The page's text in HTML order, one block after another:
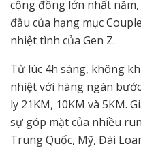
cộng đồng lớn nhất
đầu của hạng mục
nhiệt tình của Gen Z.
Từ lúc 4h sáng, không
nhiệt với hàng ngàn
ly 21KM, 10KM và 5KM.
sự góp mặt của nhiều
Trung Quốc, Mỹ, Đài